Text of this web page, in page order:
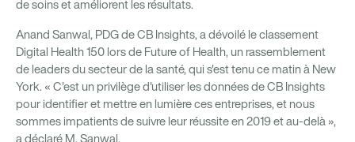
de soins et améliorent les résultats.
Anand Sanwal, PDG de CB Insights, a dévoilé le classement
Digital Health 150 lors de Future of Health, un rassemblement
de leaders du secteur de la santé, qui s'est tenu ce matin à New
York. « C'est un privilège d'utiliser les données de CB Insights
pour identifier et mettre en lumière ces entreprises, et nous
sommes impatients de suivre leur réussite en 2019 et au-delà »,
a déclaré M. Sanwal.